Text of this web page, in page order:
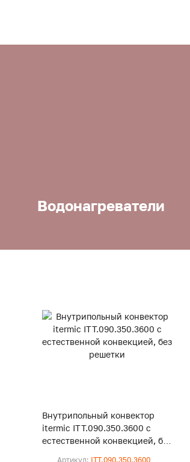
Водонагреватели
Внутрипольный конвектор
itermic ITT.090.350.3600 с
естественной конвекцией, без
Артикул: ITT.090.350.3600